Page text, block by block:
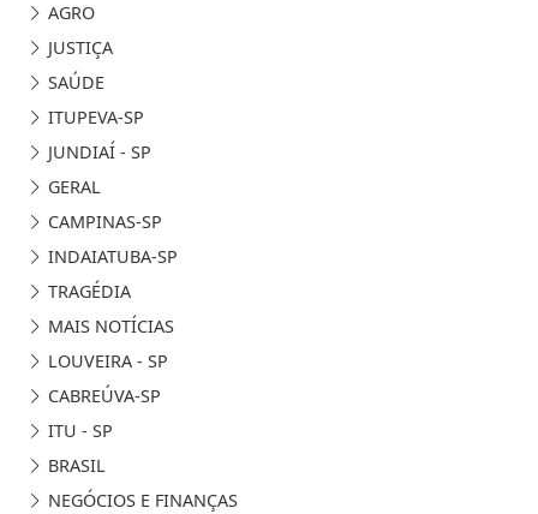
AGRO
JUSTIÇA
SAÚDE
ITUPEVA-SP
JUNDIAÍ - SP
GERAL
CAMPINAS-SP
INDAIATUBA-SP
TRAGÉDIA
MAIS NOTÍCIAS
LOUVEIRA - SP
CABREÚVA-SP
ITU - SP
BRASIL
NEGÓCIOS E FINANÇAS